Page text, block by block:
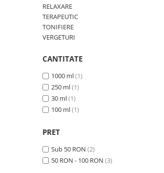
TERAPEUTIC
THAILANDEZ (LOMI-LOMI)
RELAXARE
TERAPEUTIC
TONIFIERE
VERGETURI
CANTITATE
1000 ml(1)
250 ml(1)
30 ml(1)
100 ml(1)
PRET
Sub 50 RON (2)
50 RON - 100 RON (3)